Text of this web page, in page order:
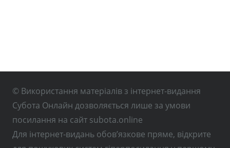
© Використання матеріалів з інтернет-видання
Субота Онлайн дозволяється лише за умови
посилання на сайт subota.online
Для інтернет-видань обов’язкове пряме, відкрите